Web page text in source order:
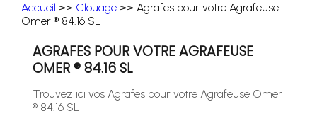
Accueil >> Clouage >> Agrafes pour votre Agrafeuse
Omer ® 84.16 SL
AGRAFES POUR VOTRE AGRAFEUSE
OMER ® 84.16 SL
Trouvez ici vos Agrafes pour votre Agrafeuse Omer
® 84.16 SL